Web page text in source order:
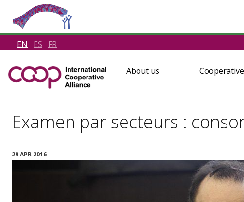
EN ES FR
About us
Examen par secteurs :
29 APR 2016